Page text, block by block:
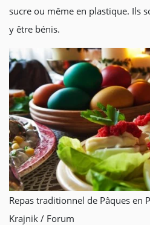
sucre ou même en plastique. Ils
y être bénis.
Repas traditionnel de Pâques en
Krajnik / Forum